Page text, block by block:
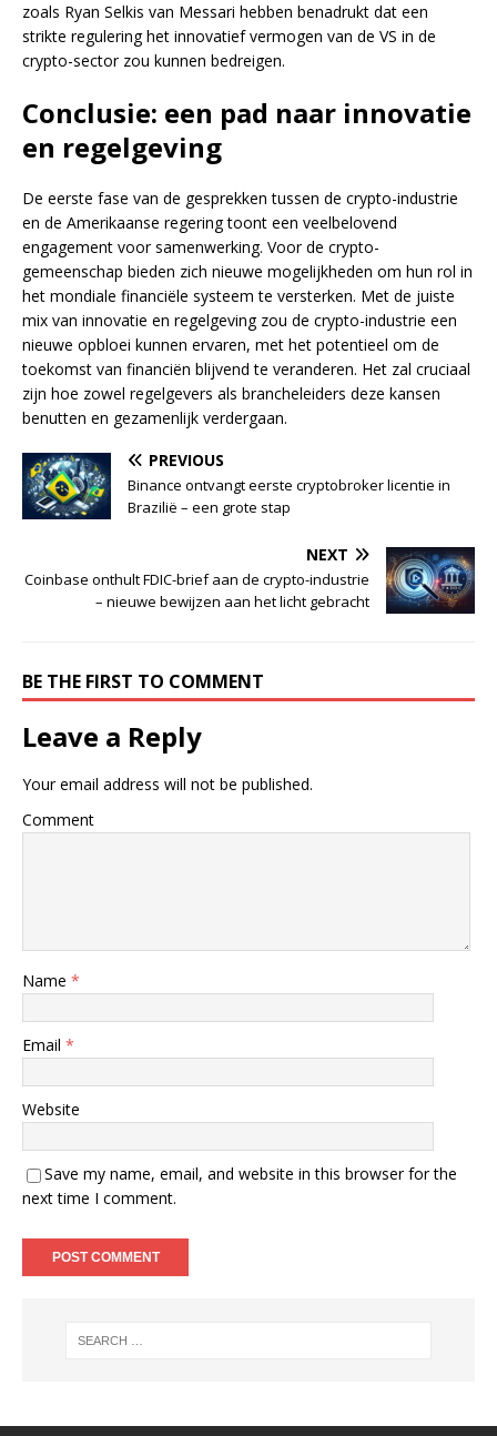
zoals Ryan Selkis van Messari hebben benadrukt dat een
strikte regulering het innovatief vermogen van de VS in de
crypto-sector zou kunnen bedreigen.
Conclusie: een pad naar innovatie
en regelgeving
De eerste fase van de gesprekken tussen de crypto-industrie
en de Amerikaanse regering toont een veelbelovend
engagement voor samenwerking. Voor de crypto-
gemeenschap bieden zich nieuwe mogelijkheden om hun rol in
het mondiale financiële systeem te versterken. Met de juiste
mix van innovatie en regelgeving zou de crypto-industrie een
nieuwe opbloei kunnen ervaren, met het potentieel om de
toekomst van financiën blijvend te veranderen. Het zal cruciaal
zijn hoe zowel regelgevers als brancheleiders deze kansen
benutten en gezamenlijk verdergaan.
PREVIOUS
Binance ontvangt eerste cryptobroker licentie in
Brazilië – een grote stap
NEXT
Coinbase onthult FDIC-brief aan de crypto-industrie
– nieuwe bewijzen aan het licht gebracht
BE THE FIRST TO COMMENT
Leave a Reply
Your email address will not be published.
Comment
Name *
Email *
Website
Save my name, email, and website in this browser for the
next time I comment.